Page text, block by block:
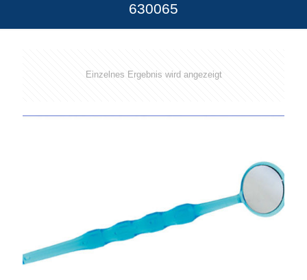
630065
Einzelnes Ergebnis wird angezeigt